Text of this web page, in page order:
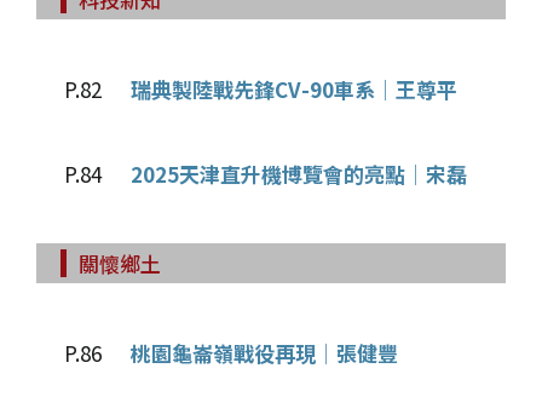
P.82 瑞典製陸戰先鋒CV-90車系│王尊平
P.84 2025天津直升機博覽會的亮點│宋磊
關懷鄉土
P.86 桃園龜崙嶺戰役再現│張健豐